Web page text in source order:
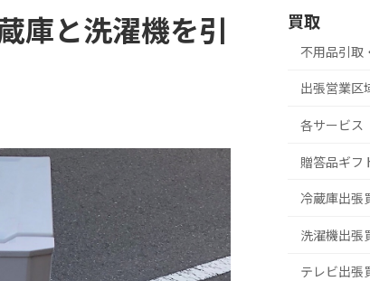
庫と洗濯機を引
買取
不用品引取
出張営業区
各サービス
贈答品ギフ
冷蔵庫出張
洗濯機出張
テレビ出張